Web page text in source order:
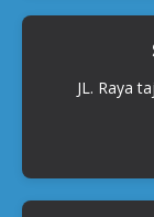
JL. Raya